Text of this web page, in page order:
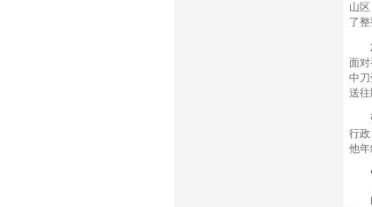
山
了
面
中
送往
张
行
他
“
由